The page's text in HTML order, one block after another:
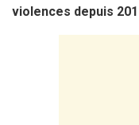
violences depuis